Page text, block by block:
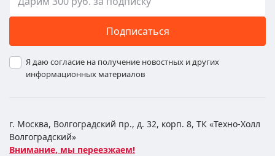
Подписаться
Я даю согласие на получение новостных и других
информационных материалов
г. Москва, Волгоградский пр., д. 32, корп. 8, ТК «Техно-Холл
Волгоградский»
Внимание, мы переезжаем!